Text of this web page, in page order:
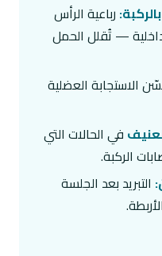
رباعية الرأس
— تُقلل الحمل
الاستجابة العضلية
في الحالات التي
الركبة.
التبريد بعد الجلسة